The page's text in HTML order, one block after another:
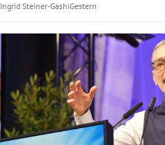
Ingrid Steiner-GashiGestern